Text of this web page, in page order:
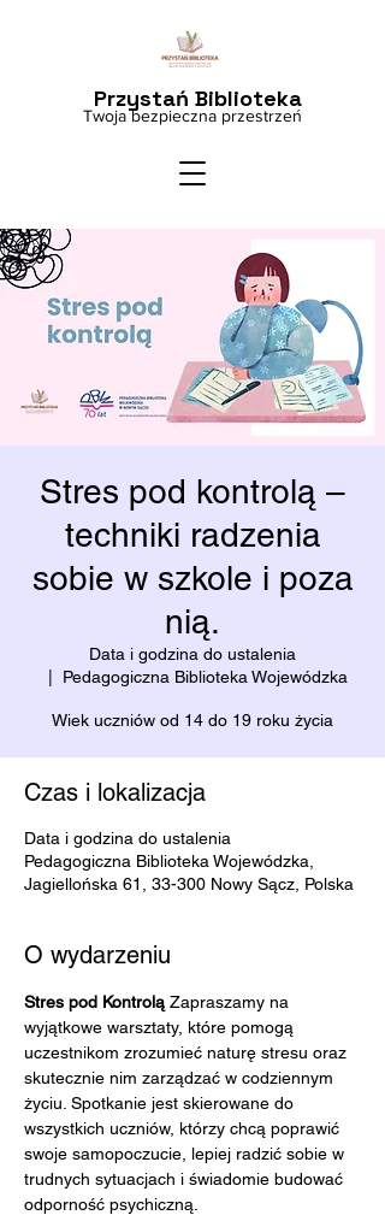
Twoja bezpieczna przestrzeń
Przystań Biblioteka
Stres pod kontrolą –
techniki radzenia
sobie w szkole i poza
nią.
Data i godzina do ustalenia
Pedagogiczna Biblioteka Wojewódzka
Wiek uczniów od 14 do 19 roku życia
Czas i lokalizacja
Data i godzina do ustalenia
Pedagogiczna Biblioteka Wojewódzka,
Jagiellońska 61, 33-300 Nowy Sącz, Polska
O wydarzeniu
Stres pod Kontrolą Zapraszamy na
wyjątkowe warsztaty, które pomogą
uczestnikom zrozumieć naturę stresu oraz
skutecznie nim zarządzać w codziennym
życiu. Spotkanie jest skierowane do
wszystkich uczniów, którzy chcą poprawić
swoje samopoczucie, lepiej radzić sobie w
trudnych sytuacjach i świadomie budować
odporność psychiczną.